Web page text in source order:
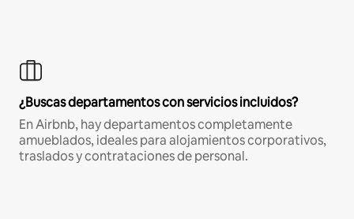
¿Buscas departamentos con servicios incluidos?
En Airbnb, hay departamentos completamente
amueblados, ideales para alojamientos corporativos,
traslados y contrataciones de personal.